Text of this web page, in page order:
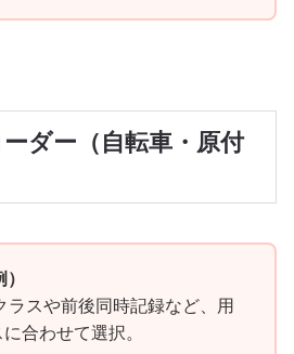
ダー（自転車・原付
ラスや前後同時記録など、用
合わせて選択。